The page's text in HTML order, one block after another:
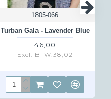
1805-066
Turban Gala - Lavender Blue
46,00
Excl. BTW:38,02